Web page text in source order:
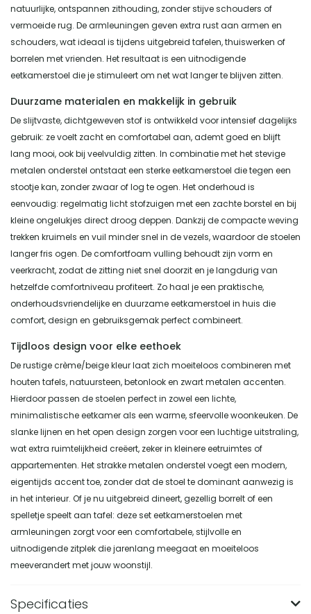
natuurlijke, ontspannen zithouding, zonder stijve schouders of
vermoeide rug. De armleuningen geven extra rust aan armen en
schouders, wat ideaal is tijdens uitgebreid tafelen, thuiswerken of
borrelen met vrienden. Het resultaat is een uitnodigende
eetkamerstoel die je stimuleert om net wat langer te blijven zitten.
Duurzame materialen en makkelijk in gebruik
De slijtvaste, dichtgeweven stof is ontwikkeld voor intensief dagelijks
gebruik: ze voelt zacht en comfortabel aan, ademt goed en blijft
lang mooi, ook bij veelvuldig zitten. In combinatie met het stevige
metalen onderstel ontstaat een sterke eetkamerstoel die tegen een
stootje kan, zonder zwaar of log te ogen. Het onderhoud is
eenvoudig: regelmatig licht stofzuigen met een zachte borstel en bij
kleine ongelukjes direct droog deppen. Dankzij de compacte weving
trekken kruimels en vuil minder snel in de vezels, waardoor de stoelen
langer fris ogen. De comfortfoam vulling behoudt zijn vorm en
veerkracht, zodat de zitting niet snel doorzit en je langdurig van
hetzelfde comfortniveau profiteert. Zo haal je een praktische,
onderhoudsvriendelijke en duurzame eetkamerstoel in huis die
comfort, design en gebruiksgemak perfect combineert.
Tijdloos design voor elke eethoek
De rustige crème/beige kleur laat zich moeiteloos combineren met
houten tafels, natuursteen, betonlook en zwart metalen accenten.
Hierdoor passen de stoelen perfect in zowel een lichte,
minimalistische eetkamer als een warme, sfeervolle woonkeuken. De
slanke lijnen en het open design zorgen voor een luchtige uitstraling,
wat extra ruimtelijkheid creëert, zeker in kleinere eetruimtes of
appartementen. Het strakke metalen onderstel voegt een modern,
eigentijds accent toe, zonder dat de stoel te dominant aanwezig is
in het interieur. Of je nu uitgebreid dineert, gezellig borrelt of een
spelletje speelt aan tafel: deze set eetkamerstoelen met
armleuningen zorgt voor een comfortabele, stijlvolle en
uitnodigende zitplek die jarenlang meegaat en moeiteloos
meeverandert met jouw woonstijl.
Specificaties